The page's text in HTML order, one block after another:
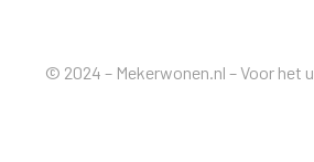
© 2024 – Mekerwonen.nl – Voor het